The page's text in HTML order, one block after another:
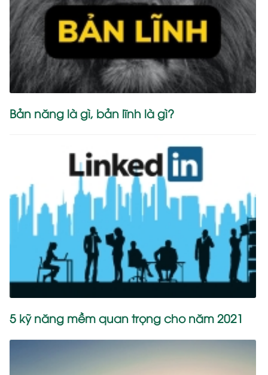
Bản năng là gì, bản lĩnh là gì?
5 kỹ năng mềm quan trọng cho năm 2021